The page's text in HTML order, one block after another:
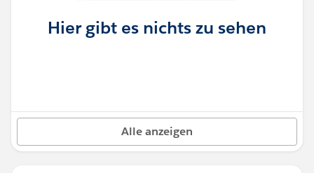
Hier gibt es nichts zu sehen
Alle anzeigen